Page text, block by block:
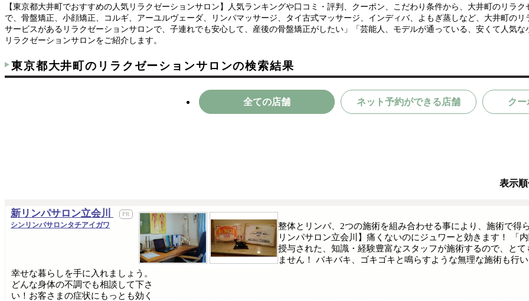
【東京都大井町でおすすめの人気リラクゼーションサロン】人気ランキングや口コミ・評判、クーポン、こだわり条件から、大井町のリラ
で、骨盤矯正、小顔矯正、コルギ、アーユルヴェーダ、リンパマッサージ、タイ古式マッサージ、インディバ、よもぎ蒸しなど、大井町の
サービスがあるリラクゼーションサロンで、子連れでも安心して、産後の骨盤矯正がしたい」「芸能人、モデルが通っている、安くて人気
リラクゼーションサロンをご紹介します。
東京都大井町のリラクゼーションサロンの検索結果
全ての店舗 ネット予約ができる店舗 クー
表示
新リンパサロン立会川
シンリンパサロンタチアイガワ
整体とリンパ、2つの施術を組み合わせる事により、施術で
リンパサロン立会川】痛くないのにジュワーと効きます！ 「
授与された、知識・経験豊富なスタッフが施術するので、と
ません！ バキバキ、ゴキゴキと鳴らすような無理な施術も
幸せな暮らしを手に入れましょう。
どんな身体の不調でも相談して下さ
い！お客さまの症状にもっとも効く